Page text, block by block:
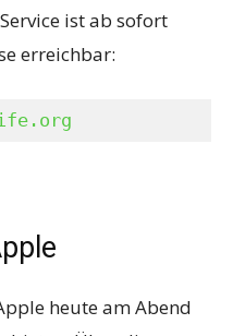
ist ab sofort
erreichbar:
heute am Abend